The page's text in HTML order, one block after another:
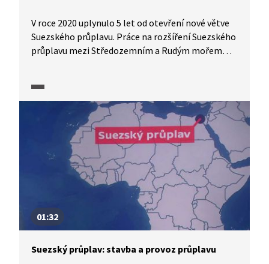
V roce 2020 uplynulo 5 let od otevření nové větve
Suezského průplavu. Práce na rozšíření Suezského
průplavu mezi Středozemním a Rudým mořem
plavby z Rudého do Středozemního moře?
01:32
Suezský průplav: stavba a provoz průplavu